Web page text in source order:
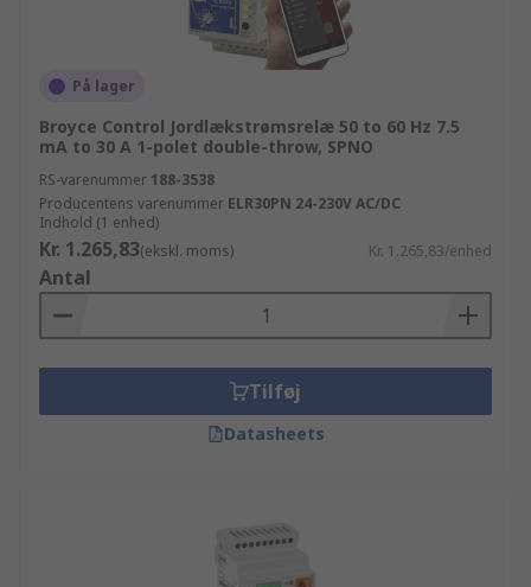
På lager
Broyce Control Jordlækstrømsrelæ 50 to 60 Hz 7.5
mA to 30 A 1-polet double-throw, SPNO
RS-varenummer 188-3538
Producentens varenummer ELR30PN 24-230V AC/DC
Indhold (1 enhed)
Kr. 1.265,83(ekskl. moms) Kr. 1.265,83/enhed
Antal
Tilføj
Datasheets